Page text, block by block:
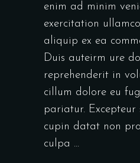
enim ad minim
exercitation
aliquip ex ea
Duis auteirm ure
reprehenderit in
cillum dolore eu
pariatur. Excepteur
cupin datat non
culpa